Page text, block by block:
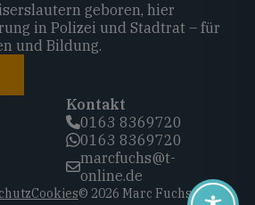
geboren, hier
in Polizei und Stadtrat – für
und Bildung.
Kontakt
0163 8369720‬
0163 8369720‬
marcfuchs@t-
online.de
Cookies© 2026 Marc Fuchs, CDU